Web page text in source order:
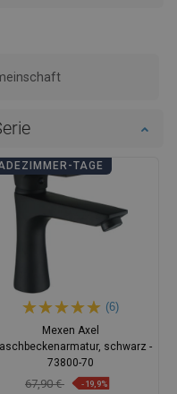
TAGE
(6)
Mexen Axel
schwarz -
73800-70
67,90 € -19,9%